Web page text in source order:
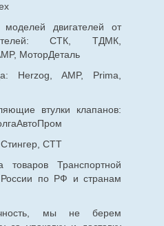
двигателей от
СТК, ТДМК,
МоторДеталь
Herzog, AMP, Prima,
втулки клапанов:
СТТ
товаров Транспортной
по РФ и странам
мы не берем